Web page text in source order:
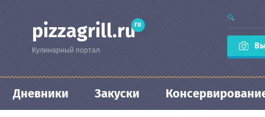
pizzagrill.ruru
Кулинарный портал
Дневники Закуски